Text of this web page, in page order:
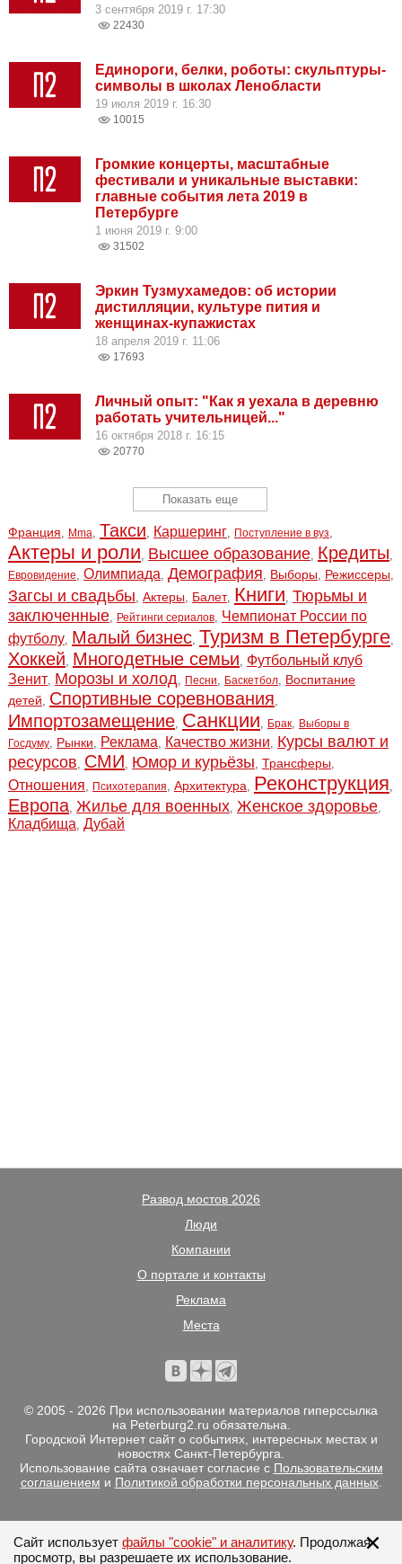
3 сентября 2019 г. 17:30
22430
Единороги, белки, роботы: скульптуры-
символы в школах Ленобласти
19 июля 2019 г. 16:30
10015
Громкие концерты, масштабные
фестивали и уникальные выставки:
главные события лета 2019 в
Петербурге
1 июня 2019 г. 9:00
31502
Эркин Тузмухамедов: об истории
дистилляции, культуре пития и
женщинах-купажистах
18 апреля 2019 г. 11:06
17693
Личный опыт: "Как я уехала в деревню
работать учительницей..."
16 октября 2018 г. 16:15
20770
Показать еще
Франция, Mma, Такси, Каршеринг, Поступление в вуз,
Актеры и роли, Высшее образование, Кредиты,
Евровидение, Олимпиада, Демография, Выборы, Режиссеры,
Загсы и свадьбы, Актеры, Балет, Книги, Тюрьмы и
заключенные, Рейтинги сериалов, Чемпионат России по
футболу, Малый бизнес, Туризм в Петербурге,
Хоккей, Многодетные семьи, Футбольный клуб
Зенит, Морозы и холод, Песни, Баскетбол, Воспитание
детей, Спортивные соревнования,
Импортозамещение, Санкции, Брак, Выборы в
Госдуму, Рынки, Реклама, Качество жизни, Курсы валют и
ресурсов, СМИ, Юмор и курьёзы, Трансферы,
Отношения, Психотерапия, Архитектура, Реконструкция,
Европа, Жилье для военных, Женское здоровье,
Кладбища, Дубай
Развод мостов 2026
Люди
Компании
О портале и контакты
Реклама
Места
© 2005 - 2026 При использовании материалов гиперссылка
на Peterburg2.ru обязательна.
Городской Интернет сайт о событиях, интересных местах и
новостях Санкт-Петербурга.
Использование сайта означает согласие с Пользовательским
соглашением и Политикой обработки персональных данных.
Сайт использует файлы "cookie" и аналитику. Продолжая
просмотр, вы разрешаете их использование.